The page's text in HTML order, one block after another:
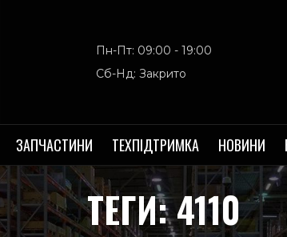
Пн-Пт: 09:00 - 19:00
Сб-Нд: Закрито
ЗАПЧАСТИНИ ТЕХПІДТРИМКА НОВИНИ
ТЕГИ: 4110